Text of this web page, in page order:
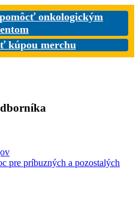
onkologickým
kúpou merchu
pre príbuzných a pozostalých